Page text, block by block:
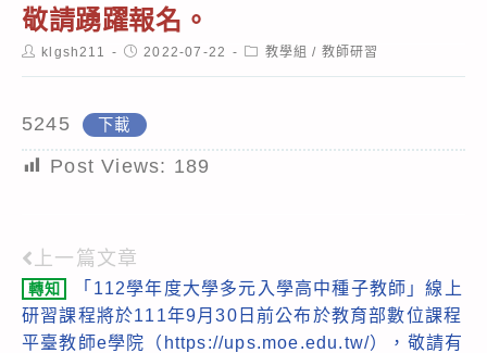
敬請踴躍報名。
Postklgsh211
Post2022-07-22
Post教學組 / 教師研習
5245 下載
Post Views: 189
Read
more
articles
上一篇文章
轉知
「112學年度大學多元入學高中種子教師」線上
研習課程將於111年9月30日前公布於教育部數位課程
平臺教師e學院（https://ups.moe.edu.tw/），敬請有